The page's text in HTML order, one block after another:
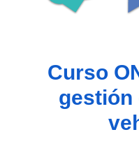
Curso
gestión